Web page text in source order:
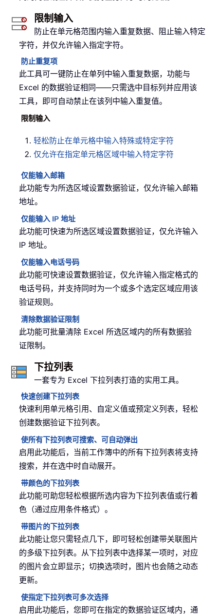
限制输入
防止在单元格范围内输入重复数据、阻止输入特定
字符，并仅允许输入指定字符。
防止重复项
此工具可一键防止在单列中输入重复数据，功能与
Excel 的数据验证相同——只需选中目标列并应用该
工具，即可自动禁止在该列中输入重复值。
限制输入
轻松防止在单元格中输入特殊或特定字符
仅允许在指定单元格区域中输入特定字符
仅能输入邮箱
此功能专为所选区域设置数据验证，仅允许输入邮箱
地址。
仅能输入 IP 地址
此功能可快速为所选区域设置数据验证，仅允许输入
IP 地址。
仅能输入电话号码
此功能可快速设置数据验证，仅允许输入指定格式的
电话号码，并支持同时为一个或多个选定区域应用该
验证规则。
清除数据验证限制
此功能可批量清除 Excel 所选区域内的所有数据验
证限制。
下拉列表
一套专为 Excel 下拉列表打造的实用工具。
快速创建下拉列表
快速利用单元格引用、自定义值或预定义列表，轻松
创建数据验证下拉列表。
使所有下拉列表可搜索、可自动弹出
启用此功能后，当前工作簿中的所有下拉列表将支持
搜索，并在选中时自动展开。
带颜色的下拉列表
此功能可助您轻松根据所选内容为下拉列表值或行着
色（通过应用条件格式）。
带图片的下拉列表
此功能让您只需轻点几下，即可轻松创建带关联图片
的多级下拉列表。从下拉列表中选择某一项时，对应
的图片会立即显示；切换选项时，图片也会随之动态
更新。
使指定下拉列表可多次选择
启用此功能后，您即可在指定的数据验证区域内，通